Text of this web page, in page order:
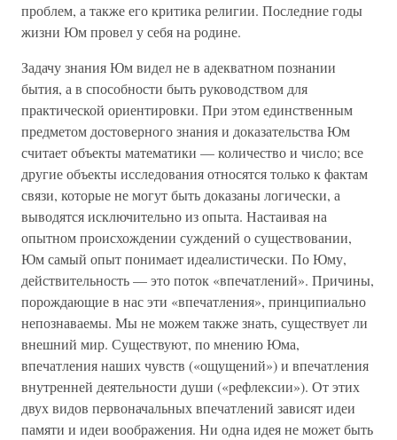
проблем, а также его критика религии. Последние годы
жизни Юм провел у себя на родине.
Задачу знания Юм видел не в адекватном познании
бытия, а в способности быть руководством для
практической ориентировки. При этом единственным
предметом достоверного знания и доказательства Юм
считает объекты математики — количество и число; все
другие объекты исследования относятся только к фактам
связи, которые не могут быть доказаны логически, а
выводятся исключительно из опыта. Настаивая на
опытном происхождении суждений о существовании,
Юм самый опыт понимает идеалистически. По Юму,
действительность — это поток «впечатлений». Причины,
порождающие в нас эти «впечатления», принципиально
непознаваемы. Мы не можем также знать, существует ли
внешний мир. Существуют, по мнению Юма,
впечатления наших чувств («ощущений») и впечатления
внутренней деятельности души («рефлексии»). От этих
двух видов первоначальных впечатлений зависят идеи
памяти и идеи воображения. Ни одна идея не может быть